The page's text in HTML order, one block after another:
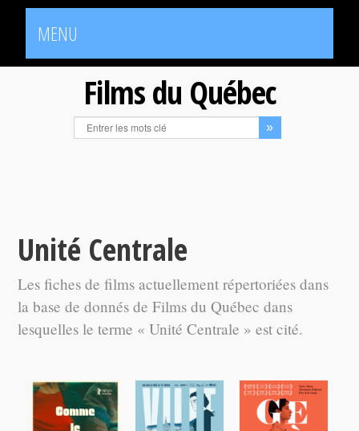
MENU
Films du Québec
Unité Centrale
Les fiches de films actuellement répertoriées dans
la base de donnés de Films du Québec dans
lesquelles le terme « Unité Centrale » est cité.